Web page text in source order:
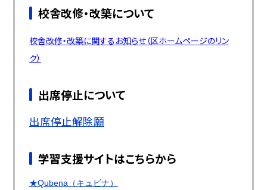
校舎改修・改築について
校舎改修・改築に関するお知らせ（区ホームページのリン
ク）
出席停止について
出席停止解除願
学習支援サイトはこちらから
★Qubena（キュビナ）